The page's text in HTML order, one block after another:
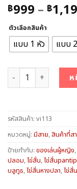
฿999 – ฿
ตัวเลือกสินค้า
แบบ 1 หัว แบบ
จำนวน ไข่สั่น ชิ้น ห
รหัสสินค้า: vi113
หมวดหมู่: มีสาย,สินค้าที่ส
ป้ายกำกับ: ของเล่นผู้หญิง,
ปลอม,ไข่สั่น,ไข่สั่นpantip
บลูทูธ,ไข่สั่นหางปลา,ไข่สั่